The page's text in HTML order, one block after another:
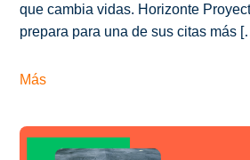
que cambia vidas. Horizonte
prepara para una de sus citas más
Más